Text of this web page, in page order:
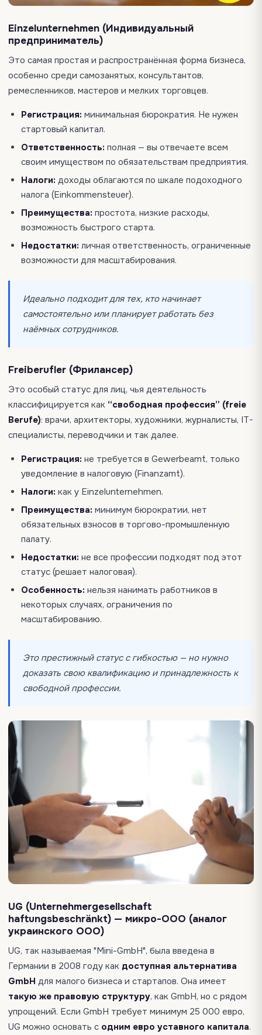
Einzelunternehmen (Индивидуальный
предприниматель)
Это самая простая и распространённая форма бизнеса,
особенно среди самозанятых, консультантов,
ремесленников, мастеров и мелких торговцев.
Регистрация: минимальная бюрократия. Не нужен
стартовый капитал.
Ответственность: полная — вы отвечаете всем
своим имуществом по обязательствам предприятия.
Налоги: доходы облагаются по шкале подоходного
налога (Einkommensteuer).
Преимущества: простота, низкие расходы,
возможность быстрого старта.
Недостатки: личная ответственность, ограниченные
возможности для масштабирования.
Идеально подходит для тех, кто начинает
самостоятельно или планирует работать без
наёмных сотрудников.
Freiberufler (Фрилансер)
Это особый статус для лиц, чья деятельность
классифицируется как “свободная профессия” (freie
Berufe): врачи, архитекторы, художники, журналисты, IT-
специалисты, переводчики и так далее.
Регистрация: не требуется в Gewerbeamt, только
уведомление в налоговую (Finanzamt).
Налоги: как у Einzelunternehmen.
Преимущества: минимум бюрократии, нет
обязательных взносов в торгово-промышленную
палату.
Недостатки: не все профессии подходят под этот
статус (решает налоговая).
Особенность: нельзя нанимать работников в
некоторых случаях, ограничения по
масштабированию.
Это престижный статус с гибкостью — но нужно
доказать свою квалификацию и принадлежность к
свободной профессии.
UG (Unternehmergesellschaft
haftungsbeschränkt) — микро-ООО (аналог
украинского ООО)
UG, так называемая "Mini-GmbH", была введена в
Германии в 2008 году как доступная альтернатива
GmbH для малого бизнеса и стартапов. Она имеет
такую же правовую структуру, как GmbH, но с рядом
упрощений. Если GmbH требует минимум 25 000 евро,
UG можно основать с одним евро уставного капитала.